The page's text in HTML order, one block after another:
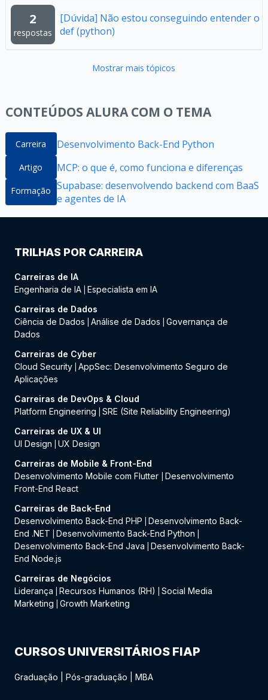
2
respostas
[Dúvida] Não estou conseguindo entender o
def (python)
Mostrar mais tópicos
CONTEÚDOS ALURA COM O TEMA
Carreira Desenvolvimento Back-End Python
Artigo MCP: o que é, como funciona e diferenças
Formação Supabase: desenvolvendo backend com BaaS
e agentes de IA
TRILHAS POR CARREIRA
Carreiras de IA
Engenharia de IA Especialista em IA
Carreiras de Dados
Ciência de Dados
Análise de Dados
Governança de
Dados
Carreiras de Cyber
Cloud Security AppSec: Desenvolvimento Seguro de
Aplicações
Carreiras de DevOps & Cloud
Platform Engineering
SRE (Site Reliability Engineering)
Carreiras de UX & UI
UI Design
UX Design
Carreiras de Mobile & Front-End
Desenvolvimento Mobile com Flutter
Desenvolvimento
Front-End React
Carreiras de Back-End
Desenvolvimento Back-End PHP
Desenvolvimento Back-
End .NET
Desenvolvimento Back-End Python
Desenvolvimento Back-End Java
Desenvolvimento Back-
End Node.js
Carreiras de Negócios
Liderança
Recursos Humanos (RH)
Social Media
Marketing
Growth Marketing
CURSOS UNIVERSITÁRIOS FIAP
Graduação Pós-graduação MBA